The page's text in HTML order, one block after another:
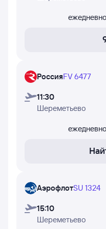
осуществляют полёты.
ежедневно
РоссияFV 6477
11:30
Шереметьево
ежедневно
АэрофлотSU 1324
15:10
Шереметьево